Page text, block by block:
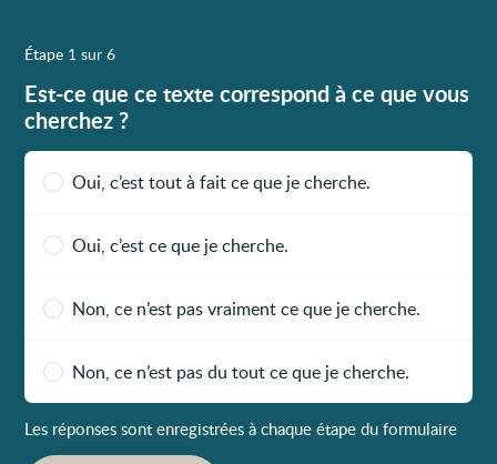
Étape 1 sur 6
Est-ce que ce texte correspond à ce que vous
cherchez ?
Oui, c’est tout à fait ce que je cherche.
Oui, c’est ce que je cherche.
Non, ce n’est pas vraiment ce que je cherche.
Non, ce n’est pas du tout ce que je cherche.
Les réponses sont enregistrées à chaque étape du formulaire